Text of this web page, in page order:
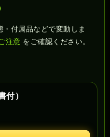
付属品などで変動しま
注意 をご確認ください。
付）